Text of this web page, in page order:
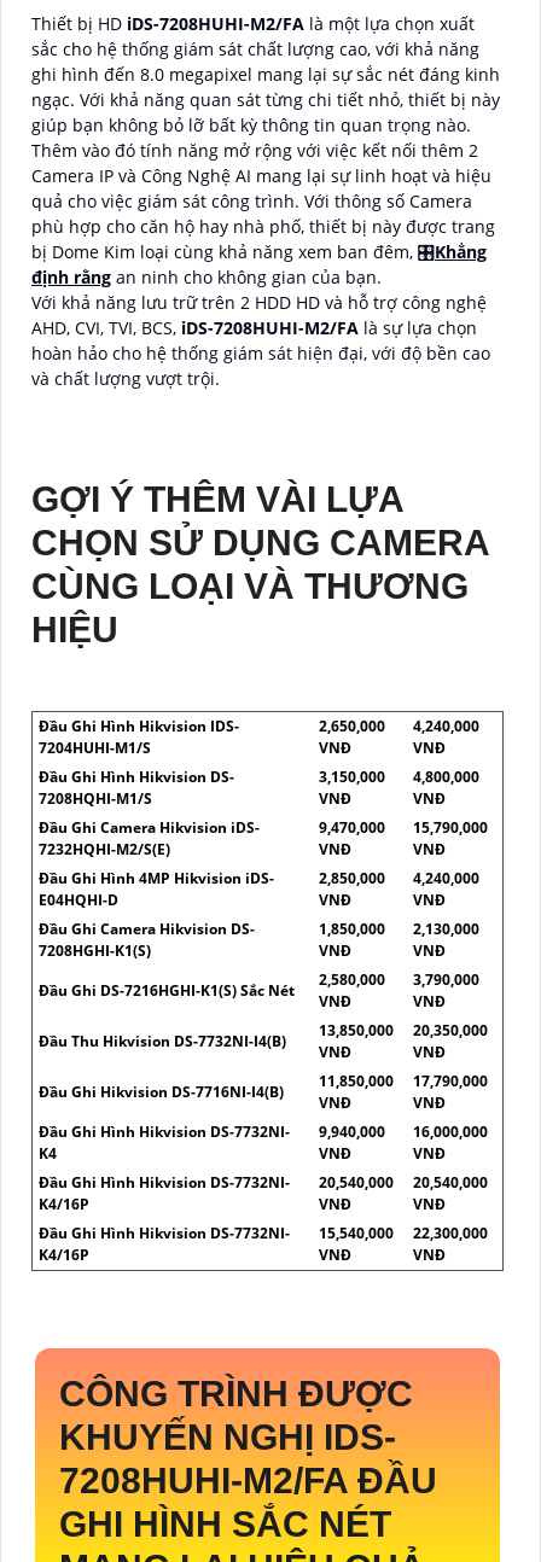
Thiết bị HD iDS-7208HUHI-M2/FA là một lựa chọn xuất
sắc cho hệ thống giám sát chất lượng cao, với khả năng
ghi hình đến 8.0 megapixel mang lại sự sắc nét đáng kinh
ngạc. Với khả năng quan sát từng chi tiết nhỏ, thiết bị này
giúp bạn không bỏ lỡ bất kỳ thông tin quan trọng nào.
Thêm vào đó tính năng mở rộng với việc kết nối thêm 2
Camera IP và Công Nghệ AI mang lại sự linh hoạt và hiệu
quả cho việc giám sát công trình. Với thông số Camera
phù hợp cho căn hộ hay nhà phố, thiết bị này được trang
bị Dome Kim loại cùng khả năng xem ban đêm, 🎛Khẳng
định rằng an ninh cho không gian của bạn.
Với khả năng lưu trữ trên 2 HDD HD và hỗ trợ công nghệ
AHD, CVI, TVI, BCS, iDS-7208HUHI-M2/FA là sự lựa chọn
hoàn hảo cho hệ thống giám sát hiện đại, với độ bền cao
và chất lượng vượt trội.
GỢI Ý THÊM VÀI LỰA
CHỌN SỬ DỤNG CAMERA
CÙNG LOẠI VÀ THƯƠNG
HIỆU
Đầu Ghi Hình Hikvision IDS-
7204HUHI-M1/S
2,650,000
VNĐ
4,240,000
VNĐ
Đầu Ghi Hình Hikvision DS-
7208HQHI-M1/S
3,150,000
VNĐ
4,800,000
VNĐ
Đầu Ghi Camera Hikvision iDS-
7232HQHI-M2/S(E)
9,470,000
VNĐ
15,790,000
VNĐ
Đầu Ghi Hình 4MP Hikvision iDS-
E04HQHI-D
2,850,000
VNĐ
4,240,000
VNĐ
Đầu Ghi Camera Hikvision DS-
7208HGHI-K1(S)
1,850,000
VNĐ
2,130,000
VNĐ
Đầu Ghi DS-7216HGHI-K1(S) Sắc Nét
2,580,000
VNĐ
3,790,000
VNĐ
Đầu Thu Hikvision DS-7732NI-I4(B)
13,850,000
VNĐ
20,350,000
VNĐ
Đầu Ghi Hikvision DS-7716NI-I4(B)
11,850,000
VNĐ
17,790,000
VNĐ
Đầu Ghi Hình Hikvision DS-7732NI-
K4
9,940,000
VNĐ
16,000,000
VNĐ
Đầu Ghi Hình Hikvision DS-7732NI-
K4/16P
20,540,000
VNĐ
20,540,000
VNĐ
Đầu Ghi Hình Hikvision DS-7732NI-
K4/16P
15,540,000
VNĐ
22,300,000
VNĐ
CÔNG TRÌNH ĐƯỢC
KHUYẾN NGHỊ IDS-
7208HUHI-M2/FA ĐẦU
GHI HÌNH SẮC NÉT